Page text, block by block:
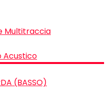
Multitraccia
(BASSO)